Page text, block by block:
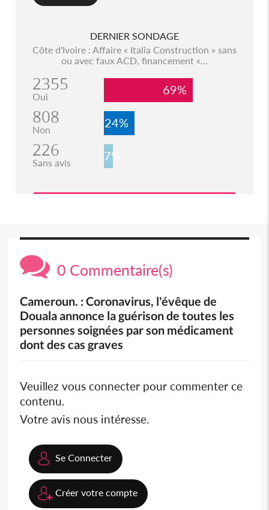
DERNIER SONDAGE
Côte d'Ivoire : Affaire « Italia Construction » sans
ou avec faux ACD, financement «...
2355
Oui 69%
808
Non 24%
226
Sans avis 7%
0 Commentaire(s)
Cameroun. : Coronavirus, l'évêque de
Douala annonce la guérison de toutes les
personnes soignées par son médicament
dont des cas graves
Veuillez vous connecter pour commenter ce
contenu.
Votre avis nous intéresse.
Se Connecter
Créer votre compte